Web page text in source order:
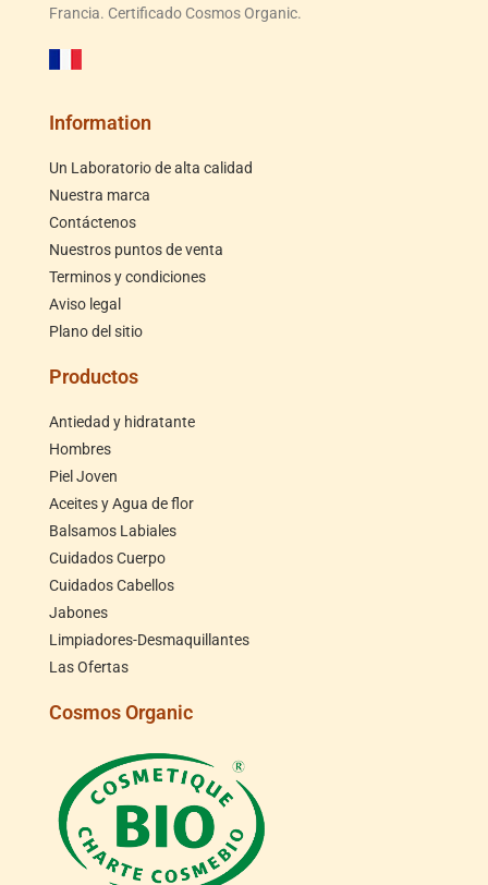
Francia. Certificado Cosmos Organic.
Information
Un Laboratorio de alta calidad
Nuestra marca
Contáctenos
Nuestros puntos de venta
Terminos y condiciones
Aviso legal
Plano del sitio
Productos
Antiedad y hidratante
Hombres
Piel Joven
Aceites y Agua de flor
Balsamos Labiales
Cuidados Cuerpo
Cuidados Cabellos
Jabones
Limpiadores-Desmaquillantes
Las Ofertas
Cosmos Organic